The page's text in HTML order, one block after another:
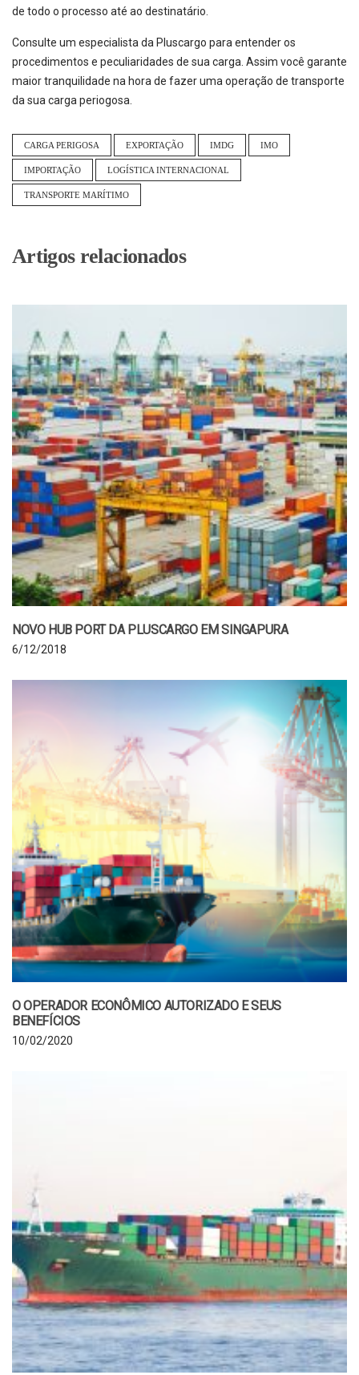
de todo o processo até ao destinatário.
Consulte um especialista da Pluscargo para entender os
procedimentos e peculiaridades de sua carga. Assim você garante
maior tranquilidade na hora de fazer uma operação de transporte
da sua carga periogosa.
CARGA PERIGOSA EXPORTAÇÃO IMDG IMO
IMPORTAÇÃO LOGÍSTICA INTERNACIONAL
TRANSPORTE MARÍTIMO
Artigos relacionados
NOVO HUB PORT DA PLUSCARGO EM SINGAPURA
6/12/2018
O OPERADOR ECONÔMICO AUTORIZADO E SEUS
BENEFÍCIOS
10/02/2020